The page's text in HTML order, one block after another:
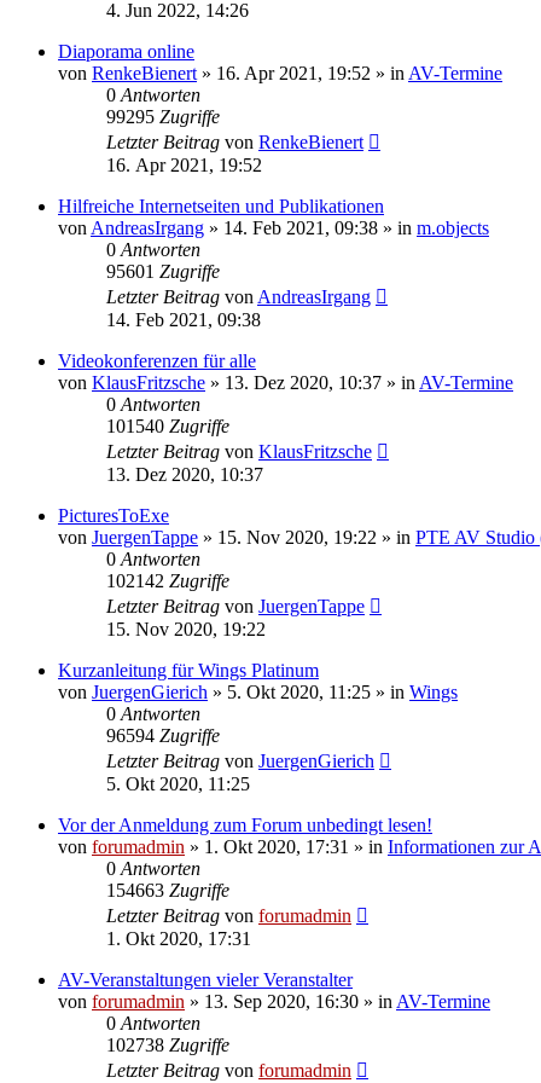
4. Jun 2022, 14:26
Diaporama online
von RenkeBienert » 16. Apr 2021, 19:52 » in AV-Termine
0 Antworten
99295 Zugriffe
Letzter Beitrag von RenkeBienert
16. Apr 2021, 19:52
Hilfreiche Internetseiten und Publikationen
von AndreasIrgang » 14. Feb 2021, 09:38 » in m.objects
0 Antworten
95601 Zugriffe
Letzter Beitrag von AndreasIrgang
14. Feb 2021, 09:38
Videokonferenzen für alle
von KlausFritzsche » 13. Dez 2020, 10:37 » in AV-Termine
0 Antworten
101540 Zugriffe
Letzter Beitrag von KlausFritzsche
13. Dez 2020, 10:37
PicturesToExe
von JuergenTappe » 15. Nov 2020, 19:22 » in PTE AV Studio
0 Antworten
102142 Zugriffe
Letzter Beitrag von JuergenTappe
15. Nov 2020, 19:22
Kurzanleitung für Wings Platinum
von JuergenGierich » 5. Okt 2020, 11:25 » in Wings
0 Antworten
96594 Zugriffe
Letzter Beitrag von JuergenGierich
5. Okt 2020, 11:25
Vor der Anmeldung zum Forum unbedingt lesen!
von forumadmin » 1. Okt 2020, 17:31 » in Informationen zur
0 Antworten
154663 Zugriffe
Letzter Beitrag von forumadmin
1. Okt 2020, 17:31
AV-Veranstaltungen vieler Veranstalter
von forumadmin » 13. Sep 2020, 16:30 » in AV-Termine
0 Antworten
102738 Zugriffe
Letzter Beitrag von forumadmin